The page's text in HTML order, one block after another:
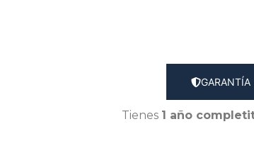
GARANTÍA
Tienes 1 año